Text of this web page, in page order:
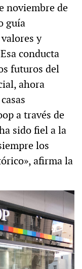
noviembre de
guía
y
conducta
futuros del
ahora
a través de
sido fiel a la
los
afirma la